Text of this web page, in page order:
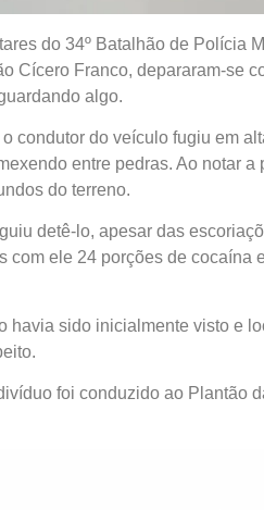
do 34º Batalhão de Polícia
Cícero Franco, depararam-se
algo.
condutor do veículo fugiu em
entre pedras. Ao notar
do terreno.
detê-lo, apesar das
com ele 24 porções de cocaína
sido inicialmente visto e
foi conduzido ao Plantão